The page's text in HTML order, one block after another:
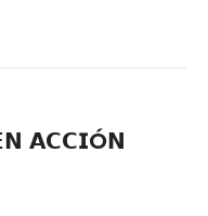
LinkedIn
𝗔𝗖𝗖𝗜Ó𝗡